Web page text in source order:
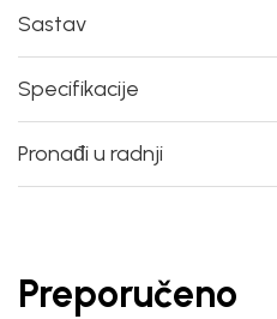
Sastav
Specifikacije
Pronađi u radnji
Preporučeno